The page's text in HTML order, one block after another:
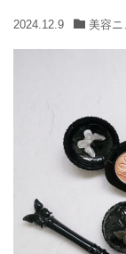
2024.12.9 美容ニ